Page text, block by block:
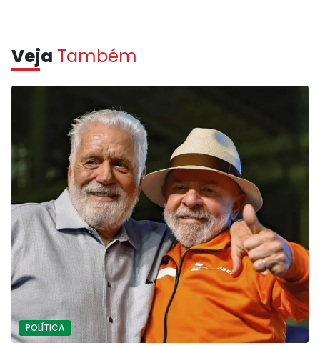
Veja Também
POLÍTICA